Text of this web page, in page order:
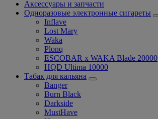
Аксессуары и запчасти
Одноразовые электронные сигареты
Inflave
Lost Mary
Waka
Plonq
ESCOBAR x WAKA Blade 20000
HQD Ultima 10000
Табак для кальяна
Banger
Burn Black
Darkside
MustHave